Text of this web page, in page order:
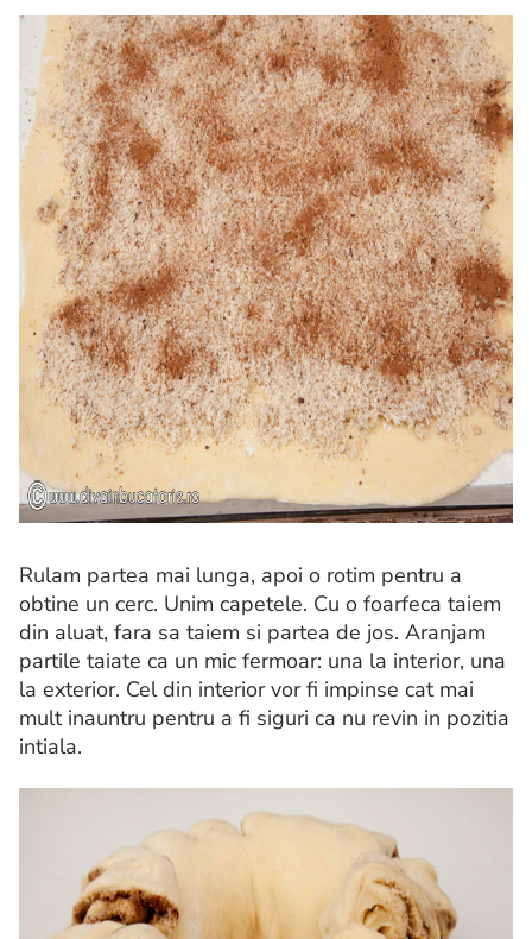
Rulam partea mai lunga, apoi o rotim pentru a
obtine un cerc. Unim capetele. Cu o foarfeca taiem
din aluat, fara sa taiem si partea de jos. Aranjam
partile taiate ca un mic fermoar: una la interior, una
la exterior. Cel din interior vor fi impinse cat mai
mult inauntru pentru a fi siguri ca nu revin in pozitia
intiala.